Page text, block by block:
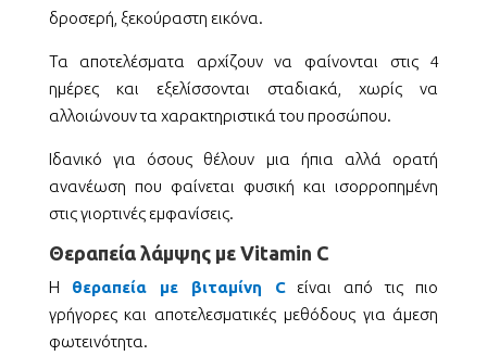
δροσερή, ξεκούραστη εικόνα.
Τα αποτελέσματα αρχίζουν να φαίνονται στις 4
ημέρες και εξελίσσονται σταδιακά, χωρίς να
αλλοιώνουν τα χαρακτηριστικά του προσώπου.
Ιδανικό για όσους θέλουν μια ήπια αλλά ορατή
ανανέωση που φαίνεται φυσική και ισορροπημένη
στις γιορτινές εμφανίσεις.
Θεραπεία λάμψης με Vitamin C
Η θεραπεία με βιταμίνη C
είναι από τις πιο
γρήγορες και αποτελεσματικές μεθόδους για άμεση
φωτεινότητα.